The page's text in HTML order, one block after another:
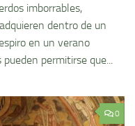
imborrables,
dentro de un
en un verano
permitirse que...
0